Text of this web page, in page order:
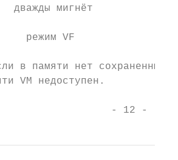
дважды мигнёт
режим VF
в памяти нет сохраненных
VM недоступен.
- 12 -